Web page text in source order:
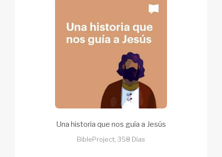
Una historia que nos guía a Jesús
BibleProject, 358 Días